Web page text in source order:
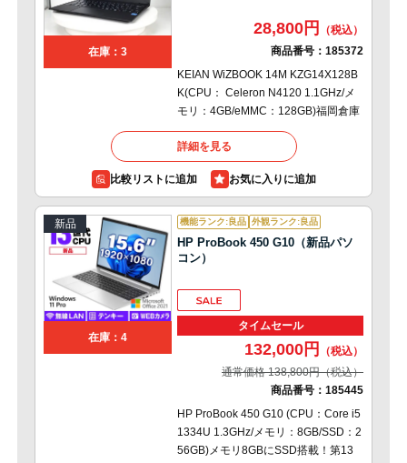
在庫：3
28,800円
商品番号： 185372
KEIAN WiZBOOK 14M KZG14X128B
K(CPU： Celeron N4120 1.1GHz/メ
モリ：4GB/eMMC：128GB)福岡倉庫
詳細を見る
比較リストに追加
新品
在庫：4
機能ランク:良品 外観ランク:良品
HP ProBook 450 G10（新品パソ
コン）
タイムセール
132,000円
通常価格 138,800円
商品番号： 185445
HP ProBook 450 G10 (CPU：Core i5
1334U 1.3GHz/メモリ：8GB/SSD：2
56GB)メモリ8GBにSSD搭載！第13